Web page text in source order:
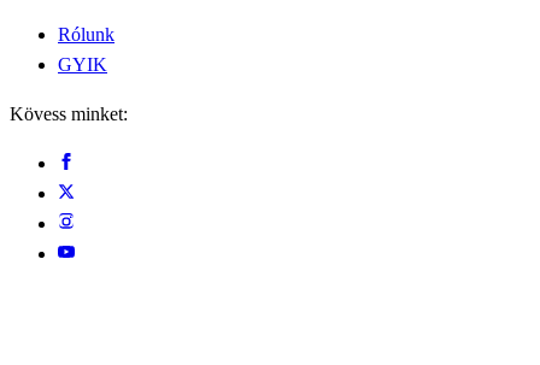
Rólunk
GYIK
Kövess minket: